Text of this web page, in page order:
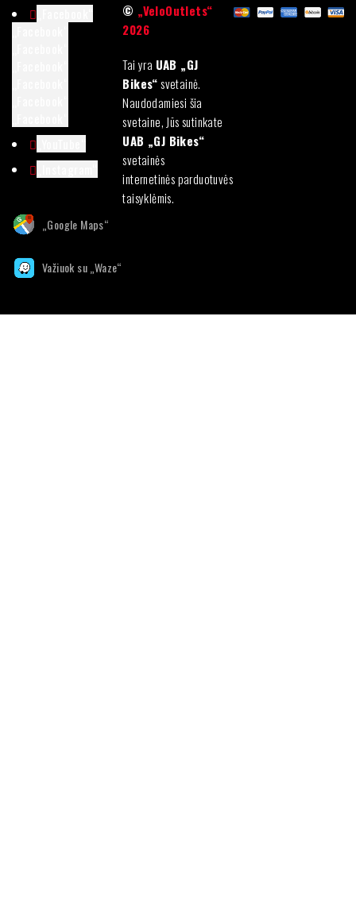
„Google Maps“
Važiuok su „Waze“
© „VeloOutlets“
2026
Tai yra UAB „GJ
Bikes“svetainė.
Naudodamiesi šia
svetaine, Jūs sutinkate
UAB „GJ Bikes“
svetainės
internetinės parduotuvės
taisyklėmis.